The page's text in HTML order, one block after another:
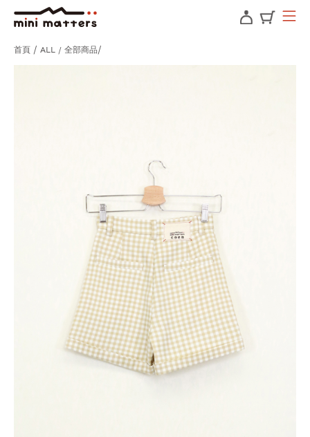
首頁 ALL / 全部商品